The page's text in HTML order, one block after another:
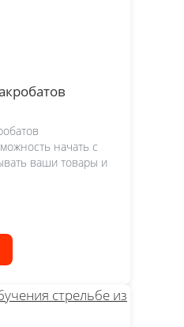
начать с
ваши товары и